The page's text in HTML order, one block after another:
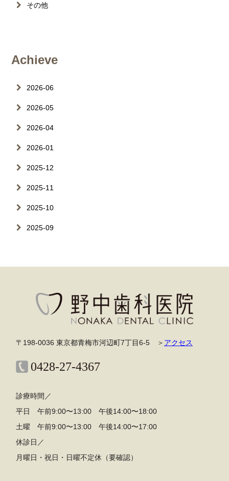
その他
Achieve
2026-06
2026-05
2026-04
2026-01
2025-12
2025-11
2025-10
2025-09
〒198-0036 東京都青梅市河辺町7丁目6-5 ＞ アクセス
0428-27-4367
診療時間／
平日 午前9:00〜13:00 午後14:00〜18:00
土曜 午前9:00〜13:00 午後14:00〜17:00
休診日／
月曜日・祝日・日曜不定休（要確認）